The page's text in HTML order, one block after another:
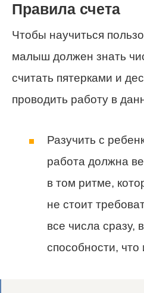
Правила счета
Чтобы научиться
малыш должен знать
считать пятерками и
проводить работу в
Разучить с
работа должна
в том ритме,
не стоит
все числа сразу,
способности,